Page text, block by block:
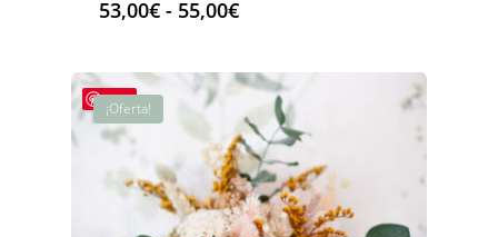
53,00€ - 55,00€Rango
desde
53,00€
hasta
55,00€
Save
¡Oferta!